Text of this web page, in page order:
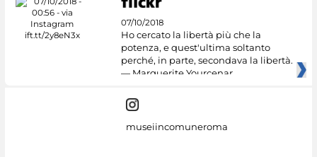
07/10/2018
Ho cercato la libertà più che la
potenza, e quest'ultima soltanto
perché, in parte, secondava la libertà.
— Marguerite Yourcenar
museiincomuneroma